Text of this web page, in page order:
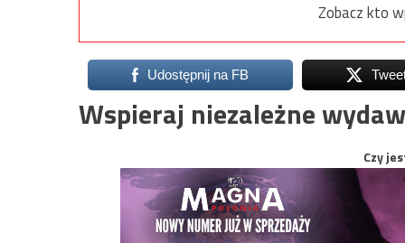
Zobacz kto
Udostępnij na FB
Wspieraj niezależne
Czy